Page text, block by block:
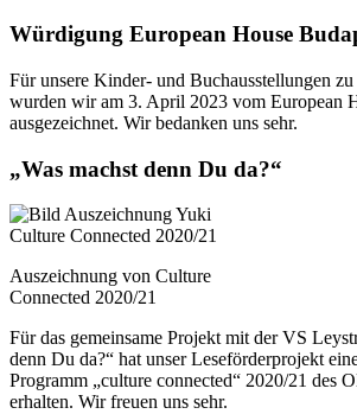
Würdigung European House
Für unsere Kinder- und Buchausstellungen
wurden wir am 3. April 2023 vom European
ausgezeichnet. Wir bedanken uns sehr.
„Was machst denn Du da?“
Auszeichnung von Culture
Connected 2020/21
Für das gemeinsame Projekt mit der VS
denn Du da?“ hat unser Leseförderprojekt
Programm „culture connected“ 2020/21 des
erhalten. Wir freuen uns sehr.